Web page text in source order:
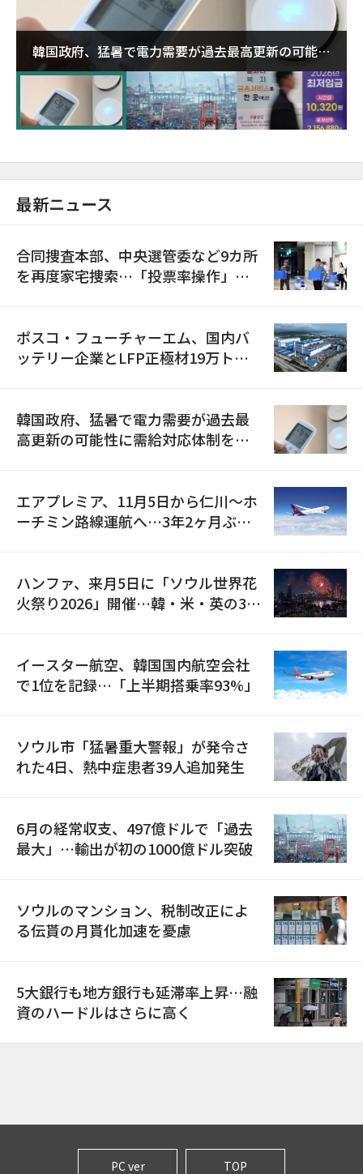
韓国政府、猛暑で電力需要が過去最高更新の可能性
に需給対応体制を点検
最新ニュース
合同捜査本部、中央選管委など9カ所
を再度家宅捜索…「投票率操作」の
ポスコ・フューチャーエム、国内バ
ッテリー企業とLFP正極材19万トン
韓国政府、猛暑で電力需要が過去最
高更新の可能性に需給対応体制を点
エアプレミア、11月5日から仁川〜ホ
ーチミン路線運航へ…3年2ヶ月ぶり
ハンファ、来月5日に「ソウル世界花
火祭り2026」開催…韓・米・英の3カ
イースター航空、韓国国内航空会社
で1位を記録…「上半期搭乗率93%」
ソウル市「猛暑重大警報」が発令さ
れた4日、熱中症患者39人追加発生
6月の経常収支、497億ドルで「過去
最大」…輸出が初の1000億ドル突破
ソウルのマンション、税制改正によ
る伝貰の月貰化加速を憂慮
5大銀行も地方銀行も延滞率上昇…融
資のハードルはさらに高く
PC ver TOP